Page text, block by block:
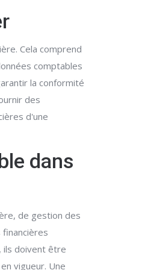
Cela comprend
comptables
la conformité
des
d'une
dans
de gestion des
ils doivent être
vigueur. Une